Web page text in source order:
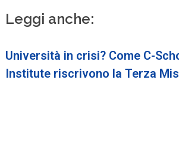
Leggi anche:
Università in crisi? Come C-
Institute riscrivono la Terza